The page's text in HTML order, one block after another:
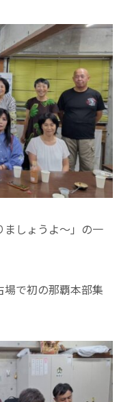
ましょうよ〜」の一
で初の那覇本部集